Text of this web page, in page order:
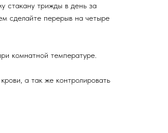
стакану трижды в день за
сделайте перерыв на четыре
комнатной температуре.
а так же контролировать